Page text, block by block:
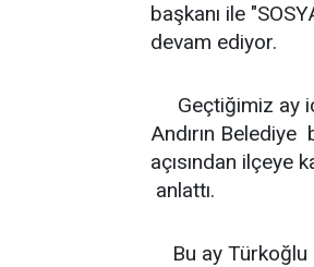
başkanı ile
devam ediyor.
Geçtiğimiz ay
Andırın
açısından ilçeye
anlattı.
Bu ay Türkoğlu